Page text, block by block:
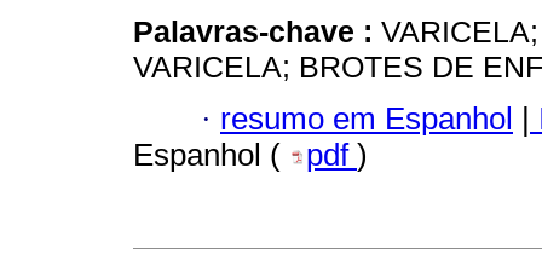
Palavras-chave :
VARICELA; BROTES DE
· resumo em Espanhol |
Espanhol (
pdf )